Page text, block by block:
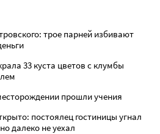
трое парней избивают
33 куста цветов с клумбы
прошли учения
постоялец гостиницы угнал
далеко не уехал